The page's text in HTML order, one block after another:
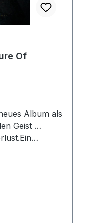
Of
Album als
Geist …